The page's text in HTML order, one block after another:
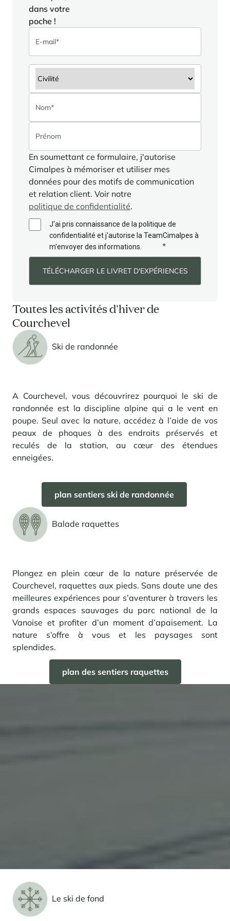
Etude annuelle de l'immobilier de montagne par Cimalpes
En savoir plus
Où trouver les plus beaux spots de ski hors-piste dans les Alpes
françaises ?
Vous attendez les chutes de neige comme d'autres guettent le lever
du soleil ? Vous snobez les pistes damées pour leur préférer les
grands espaces vierges de traces ? Vous faites sans doute partie de
ces adeptes du ski hors-piste. Découvrez notre sélection de secteurs
mythiques où la poudreuse se mérite - et se savoure.
dans votre
poche !
En soumettant ce formulaire, j'autorise
Cimalpes à mémoriser et utiliser mes
données pour des motifs de communication
et relation client. Voir notre
politique de confidentialité.
J'ai pris connaissance de la politique de
confidentialité et j'autorise la TeamCimalpes à
m'envoyer des informations.
*
Toutes les activités d'hiver de
Courchevel
Ski de randonnée
A Courchevel, vous découvrirez pourquoi le ski de
randonnée est la discipline alpine qui a le vent en
poupe. Seul avec la nature, accédez à l’aide de vos
peaux de phoques à des endroits préservés et
reculés de la station, au cœur des étendues
enneigées.
plan sentiers ski de randonnée
Balade raquettes
Plongez en plein cœur de la nature préservée de
Courchevel, raquettes aux pieds. Sans doute une des
meilleures expériences pour s’aventurer à travers les
grands espaces sauvages du parc national de la
Vanoise et profiter d’un moment d’apaisement. La
nature s’offre à vous et les paysages sont
splendides.
plan des sentiers raquettes
Le ski de fond